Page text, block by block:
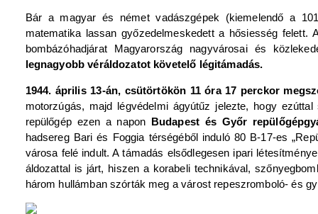
Bár a magyar és német vadászgépek (kiemelendő a
matematika lassan győzedelmeskedett a hősiesség
bombázóhadjárat Magyarország nagyvárosai és
legnagyobb véráldozatot követelő légitámadás.
1944. április 13-án, csütörtökön 11 óra 17 perckor
motorzúgás, majd légvédelmi ágyútűz jelezte, hogy
repülőgép ezen a napon Budapest és Győr
hadsereg Bari és Foggia térségéből induló 80 B-17-es
városa felé indult. A támadás elsődlegesen ipari
áldozattal is járt, hiszen a korabeli technikával,
három hullámban szórták meg a várost repeszromboló- és